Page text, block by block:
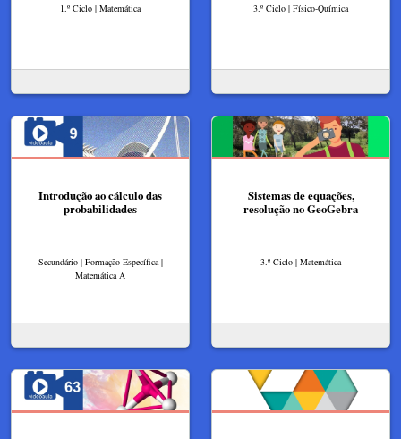
1.º Ciclo | Matemática 3.º Ciclo | Físico-Química
Introdução ao cálculo das
probabilidades
Secundário | Formação Específica |
Matemática A
Sistemas de equações,
resolução no GeoGebra
3.º Ciclo | Matemática